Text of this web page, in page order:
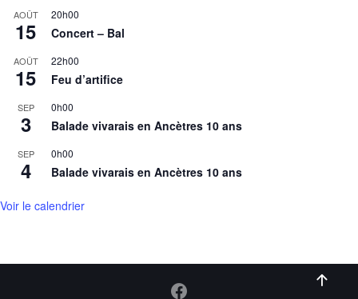
AOÛT
15
20h00
Concert – Bal
AOÛT
15
22h00
Feu d’artifice
SEP
3
0h00
Balade vivarais en Ancètres 10 ans
SEP
4
0h00
Balade vivarais en Ancètres 10 ans
Voir le calendrier